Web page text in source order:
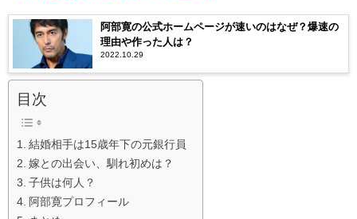
阿部寛の公式ホームページが速いのはなぜ？爆速の
理由や作った人は？
2022.10.29
目次
結婚相手は15歳年下の元銀行員
嫁との出会い、馴れ初めは？
子供は何人？
阿部寛プロフィール